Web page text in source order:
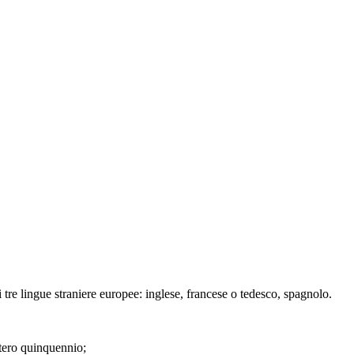
lingue straniere europee: inglese, francese o tedesco, spagnolo.
quinquennio;